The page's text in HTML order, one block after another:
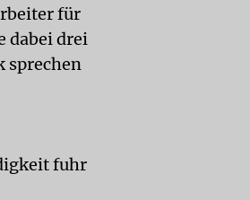
für
dabei drei
sprechen
fuhr